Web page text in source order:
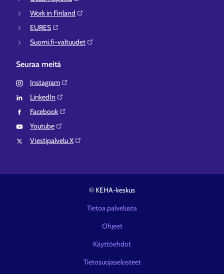
Work in Finland⁠
EURES⁠
Suomi.fi-valtuudet⁠
Seuraa meitä
Instagram⁠
LinkedIn⁠
Facebook⁠
Youtube⁠
Viestipalvelu X⁠
© KEHA-keskus
Tietoa palvelusta
Ohjeet
Käyttöehdot
Tietosuojaselosteet